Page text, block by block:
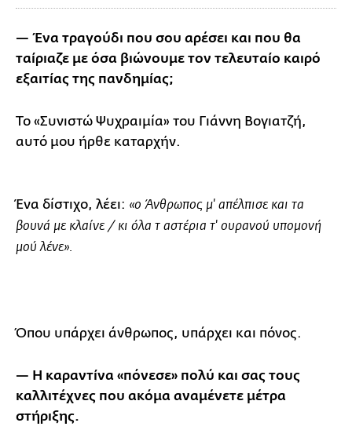
— Ένα τραγούδι που σου αρέσει και που θα
ταίριαζε με όσα βιώνουμε τον τελευταίο καιρό
εξαιτίας της πανδημίας;
Το «Συνιστώ Ψυχραιμία» του Γιάννη Βογιατζή,
αυτό μου ήρθε καταρχήν.
Ένα δίστιχο, λέει: «ο Άνθρωπος μ' απέλπισε και τα
βουνά με κλαίνε / κι όλα τ αστέρια τ' ουρανού υπομονή
μού λένε».
Όπου υπάρχει άνθρωπος, υπάρχει και πόνος.
— Η καραντίνα «πόνεσε» πολύ και σας τους
καλλιτέχνες που ακόμα αναμένετε μέτρα
στήριξης.